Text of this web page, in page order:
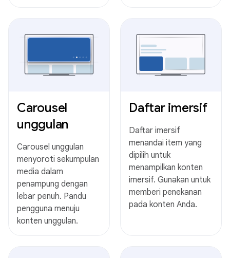
Carousel
unggulan
Carousel unggulan
menyoroti sekumpulan
media dalam
penampung dengan
lebar penuh. Pandu
pengguna menuju
konten unggulan.
Daftar imersif
Daftar imersif
menandai item yang
dipilih untuk
menampilkan konten
imersif. Gunakan untuk
memberi penekanan
pada konten Anda.